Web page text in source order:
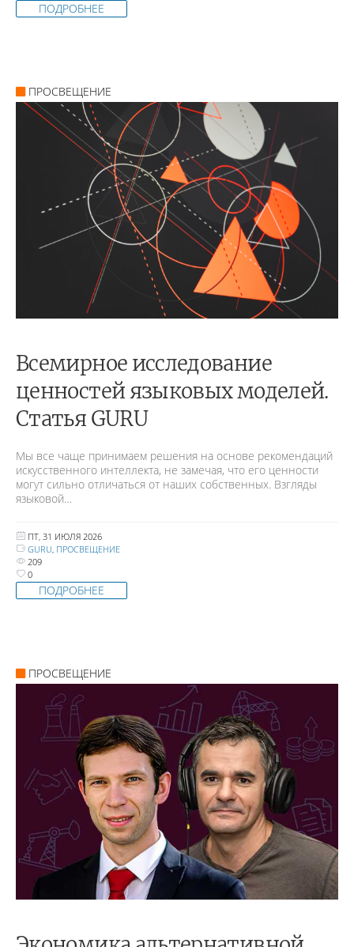
ПОДРОБНЕЕ
ПРОСВЕЩЕНИЕ
Всемирное исследование
ценностей языковых моделей.
Статья GURU
Мы все чаще принимаем решения на основе рекомендаций
искусственного интеллекта, не замечая, что его ценности
могут сильно отличаться от наших собственных. Взгляды
языковой…
ПТ, 31 ИЮЛЯ 2026
GURU ПРОСВЕЩЕНИЕ
209
0
ПОДРОБНЕЕ
ПРОСВЕЩЕНИЕ